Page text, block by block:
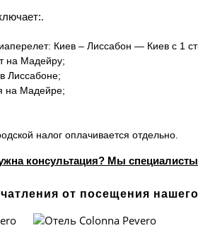
.
Киев – Лиссабон — Киев с 1
на Мадейру;
Лиссабоне;
на Мадейре;
налог оплачивается отдельно.
консультация? Мы специалисты
от посещения